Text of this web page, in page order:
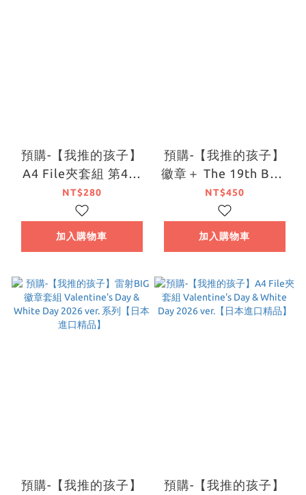
預購-【我推的孩子】
A4 File夾套組 第4期
製作決定視覺＆第3期
完結紀念視覺【日本進
口精品】
NT$280
加入購物車
預購-【我推的孩子】
徽章＋ The 19th BOX
販售【日本進口精品】
NT$450
加入購物車
預購-【我推的孩子】
預購-【我推的孩子】